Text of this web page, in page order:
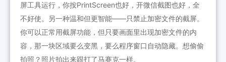
屏工具运行，你按PrintScreen也好，开微信截图也好，全
不好使。另一种温和但更智能——只禁止加密文件的截屏。
你可以正常用截屏功能，但只要画面里出现加密文件的内
容，那一块区域要么变黑，要么程序窗口自动隐藏。想偷偷
拍照？照片拍出来跟打了马赛克一样。